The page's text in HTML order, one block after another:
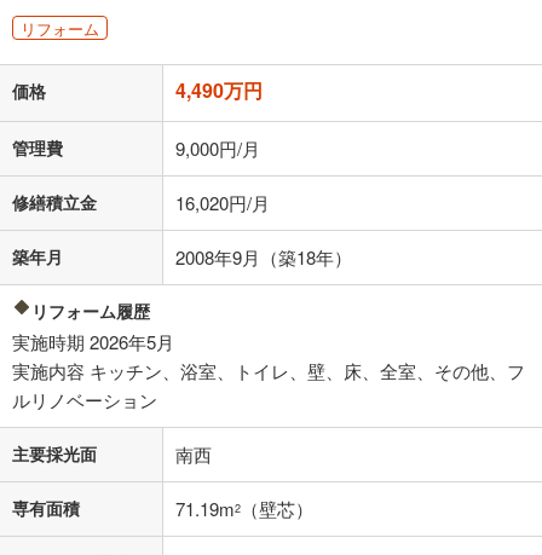
「金利」については、ご利用を予定されている金融機関等にご確認の
上、ご自身での入力をお願いいたします。初期設定で自動入力されてい
済方法「元利均等返済」にて算出しております。入力された金利を35年
適用した場合の計算結果を表示しています。
その他月額費用や、初期費用がかかります。ご注意ください。実際にお
借り入れの際は各金融機関等に、必ずご自身でご確認をお願いいたしま
す。
条件によってお借り入れができないことがあります。
不動産会社に購入相談をする
リフォーム
価格 4,490万円
管理費 9,000円/月
修繕積立金 16,020円/月
築年月 2008年9月（築18年）
リフォーム履歴
実施時期 2026年5月
実施内容 キッチン、浴室、トイレ、壁、床、全室、その他、フ
ルリノベーション
主要採光面 南西
専有面積 71.19m2 （壁芯）